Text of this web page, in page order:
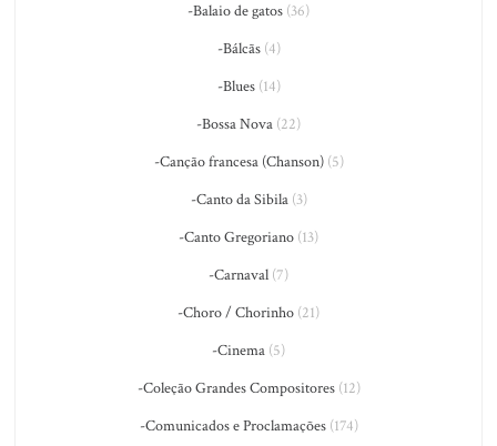
-Balaio de gatos (36)
-Bálcãs(4)
-Blues(14)
-Bossa Nova (22)
-Canção francesa (Chanson)(5)
-Canto da Sibila(3)
-Canto Gregoriano (13)
-Carnaval (7)
-Choro / Chorinho (21)
-Cinema (5)
-Coleção Grandes Compositores(12)
-Comunicados e Proclamações(174)